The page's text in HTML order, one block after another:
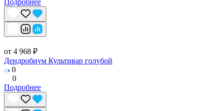
от 4 968 ₽
Дендробиум Культивар голубой
0
0
Подробнее